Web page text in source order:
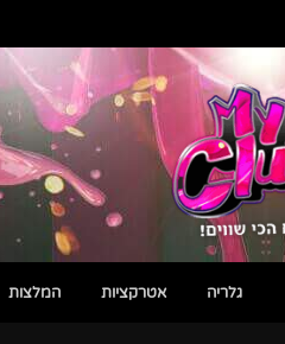
גלריה אטרקציות המלצות